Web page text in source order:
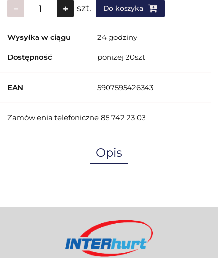
szt. Do koszyka
Wysyłka w ciągu 24 godziny
Dostępność poniżej 20szt
EAN 5907595426343
Zamówienia telefoniczne 85 742 23 03
Opis